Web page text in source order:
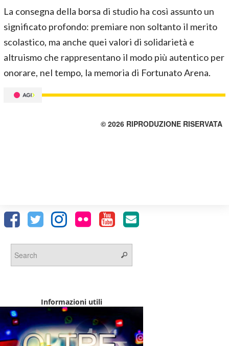
La consegna della borsa di studio ha così assunto un
significato profondo: premiare non soltanto il merito
scolastico, ma anche quei valori di solidarietà e
altruismo che rappresentano il modo più autentico per
onorare, nel tempo, la memoria di Fortunato Arena.
© 2026 RIPRODUZIONE RISERVATA
Informazioni utili